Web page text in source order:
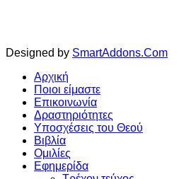
Designed by SmartAddons.Com
Αρχική
Ποιοι είμαστε
Επικοινωνία
Δραστηριότητες
Υποσχέσεις του Θεού
Βιβλία
Ομιλίες
Εφημερίδα